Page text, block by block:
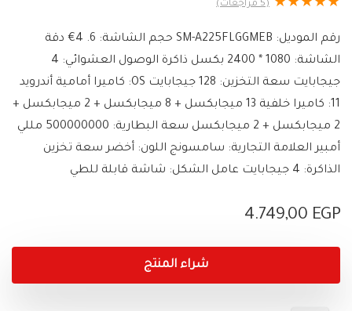
★
★
★
★
★
(
5مراجعات)
رقم الموديل: SM-A225FLGGMEB حجم الشاشة: 6. 4€ دقة
الشاشة: 1080 * 2400 بكسل ذاكرة الوصول العشوائي: 4
جيجابايت سعة التخزين: 128 جيجابايت OS: كاميرا أمامية أندرويد
11: كاميرا خلفية 13 ميجابكسل + 8 ميجابكسل + 2 ميجابكسل +
2 ميجابكسل + 2 ميجابكسل سعة البطارية: 500000000 مللي
أمبير العلامة التجارية: سامسونج اللون: أخضر سعة تخزين
الذاكرة: 4 جيجابايت عامل الشكل: شاشة قابلة للطي
4.749,00 EGP
شراء المنتج